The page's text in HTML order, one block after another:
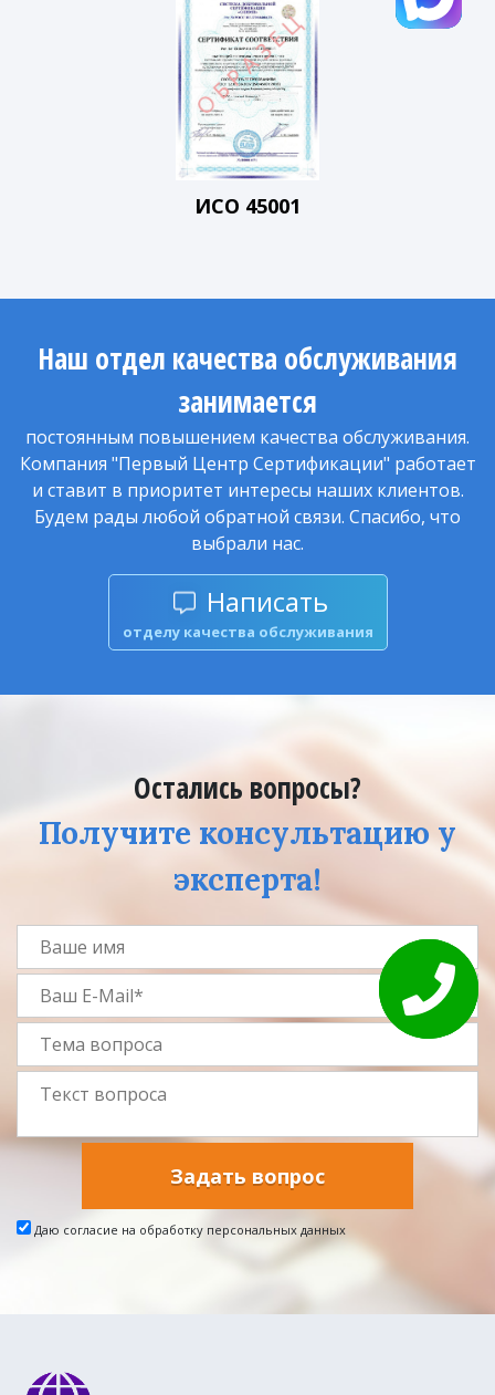
ИСО 45001
Наш отдел качества обслуживания
занимается
постоянным повышением качества обслуживания.
Компания "Первый Центр Сертификации" работает
и ставит в приоритет интересы наших клиентов.
Будем рады любой обратной связи. Спасибо, что
выбрали нас.
Написать
отделу качества обслуживания
Остались вопросы?
Получите консультацию у
эксперта!
Задать вопрос
Даю согласие на обработку персональных данных